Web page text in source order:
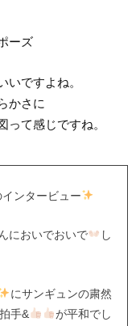
ーズ
いですよね。
かさに
て感じですね。
ンタービュー
においでおいで
し
にサンギュンの粛然
手&
が平和でし